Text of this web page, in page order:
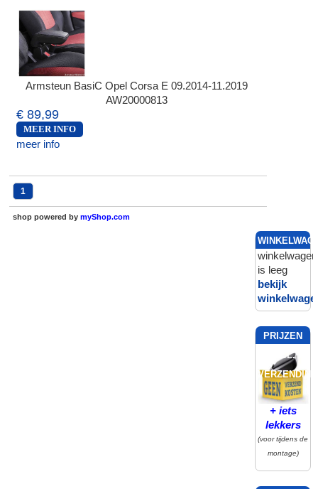
Armsteun BasiC Opel Corsa E 09.2014-11.2019
AW20000813
€ 89,99
MEER INFO
meer info
1
shop powered bymyShop.com
winkelwagen
is leeg
bekijk
PRIJZEN
INCL.
VERZENDING
+ iets
lekkers
(voor tijdens de
montage)